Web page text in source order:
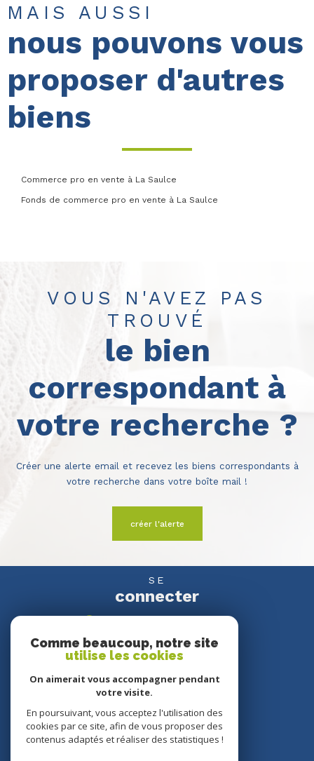
MAIS AUSSI
nous pouvons vous
proposer d'autres
biens
Commerce pro en vente à La Saulce
Fonds de commerce pro en vente à La Saulce
VOUS N'AVEZ PAS
TROUVÉ
le bien
correspondant à
votre recherche ?
Créer une alerte email et recevez les biens correspondants à
votre recherche dans votre boîte mail !
créer l'alerte
SE
connecter
espace propriétaire
NOUS
NOUS
adhérons
Comme beaucoup, notre site
utilise les cookies
On aimerait vous accompagner pendant
votre visite.
En poursuivant, vous acceptez l'utilisation des
cookies par ce site, afin de vous proposer des
contenus adaptés et réaliser des statistiques !